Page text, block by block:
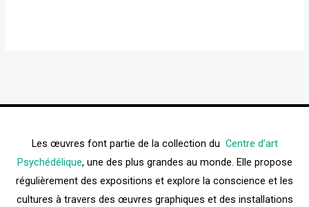
Les œuvres font partie de la collection du Centre d’art
Psychédélique, une des plus grandes au monde. Elle propose
régulièrement des expositions et explore la conscience et les
cultures à travers des œuvres graphiques et des installations